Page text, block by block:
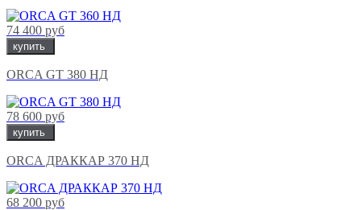
74 400 руб
купить
ORCA GT 380 НД
78 600 руб
купить
ORCA ДРАККАР 370 НД
68 200 руб